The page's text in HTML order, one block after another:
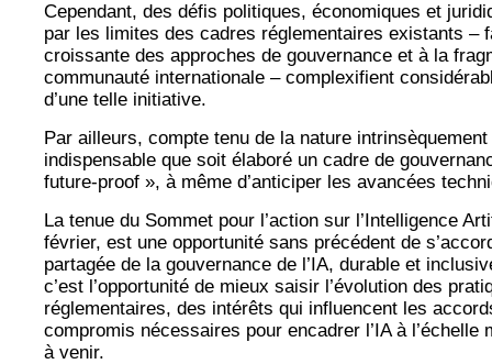
Cependant, des défis politiques, économiques et
par les limites des cadres réglementaires existants –
croissante des approches de gouvernance et à la
communauté internationale – complexifient
d’une telle initiative.
Par ailleurs, compte tenu de la nature
indispensable que soit élaboré un cadre de
future-proof », à même d’anticiper les avancées
La tenue du Sommet pour l’action sur l’Intelligence
février, est une opportunité sans précédent de
partagée de la gouvernance de l’IA, durable et
c’est l’opportunité de mieux saisir l’évolution des
réglementaires, des intérêts qui influencent les
compromis nécessaires pour encadrer l’IA à l’échelle
à venir.